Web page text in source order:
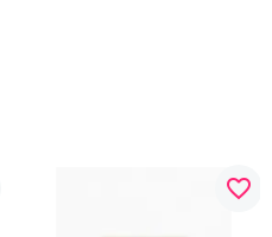
favorite_border